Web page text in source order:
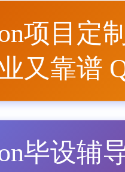
项目定
又靠谱
毕设辅